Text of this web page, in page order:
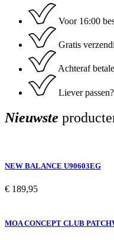
Voor 16:00
Gratis
Achteraf
Liever
Nieuwste
NEW BALANCE U90603EG
€ 189,95
MOA CONCEPT CLUB